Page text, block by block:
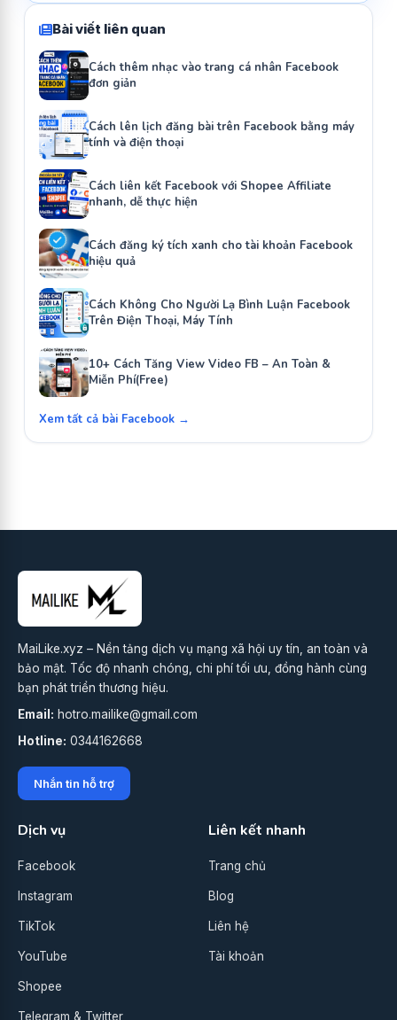
Bài viết liên quan
Cách thêm nhạc vào trang cá nhân Facebook
đơn giản
Cách lên lịch đăng bài trên Facebook bằng máy
tính và điện thoại
Cách liên kết Facebook với Shopee Affiliate
nhanh, dễ thực hiện
Cách đăng ký tích xanh cho tài khoản Facebook
hiệu quả
Cách Không Cho Người Lạ Bình Luận Facebook
Trên Điện Thoại, Máy Tính
10+ Cách Tăng View Video FB – An Toàn &
Miễn Phí(Free)
Xem tất cả bài Facebook →
MaiLike.xyz – Nền tảng dịch vụ mạng xã hội uy tín, an toàn và
bảo mật. Tốc độ nhanh chóng, chi phí tối ưu, đồng hành cùng
bạn phát triển thương hiệu.
Email: hotro.mailike@gmail.com
Hotline: 0344162668
Nhắn tin hỗ trợ
Dịch vụ
Facebook
Instagram
TikTok
YouTube
Shopee
Telegram & Twitter
Liên kết nhanh
Trang chủ
Blog
Liên hệ
Tài khoản